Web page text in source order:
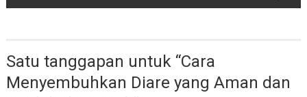
Satu tanggapan untuk “Cara
Menyembuhkan Diare yang Aman dan